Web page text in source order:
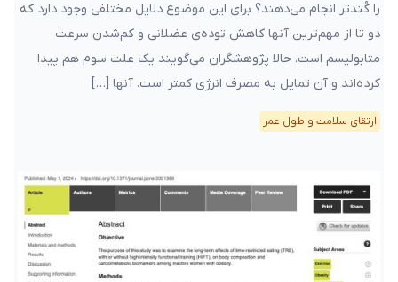
را کُندتر انجام می‌دهند؟ برای این موضوع دلایل مختلفی وجود دارد که
دو تا از مهم‌ترین آنها کاهش توده‌ی عضلانی و کم‌شدن سرعت
متابولیسم است. حالا پژوهشگران می‌گویند یک علت سوم هم پیدا
کرده‌اند و آن تمایل به مصرف انرژی کمتر است. آنها […]
ارتقای سلامت و طول عمر